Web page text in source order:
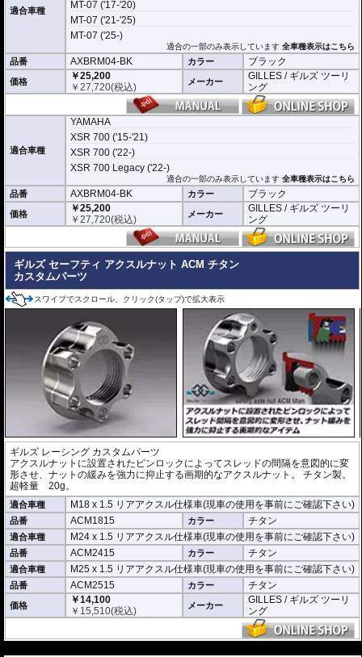
適合車種
MT-07 ('17-'20)
MT-07 ('21-'25)
MT-07 ('25-)
適合の一部のみ表示しています全車種表示はこちら
品番 AXBRM04-BK カラー ブラック
価格
￥25,200
￥27,720(税込) メーカー
GILLES / ギルズ ツーリ
ング
適合車種
YAMAHA
XSR 700 ('15-'21)
XSR 700 ('22-)
XSR 700 Legacy ('22-)
適合の一部のみ表示しています全車種表示はこちら
品番 AXBRM04-BK カラー ブラック
価格
￥25,200
￥27,720(税込) メーカー
GILLES / ギルズ ツーリ
ング
ギルズ セーフティ アクスルナット ACM チタン
カスタムパーツ
スワイプでスクロール、クリック(タップ)で拡大表示
ギルズ レーシング カスタムパーツ
アクスルナットに設置されたピンロックによってスレッドの間隔を意図的に変
形させ、ナットの緩みを強力に抑止する画期的なアクスルナット。 チタン製。
超軽量 20g。
適合車種 M18 x 1.5 リアアクスル仕様車(現車の使用を事前にご確認下さい)
品番 ACM1815 カラー チタン
適合車種 M24 x 1.5 リアアクスル仕様車(現車の使用を事前にご確認下さい)
品番 ACM2415 カラー チタン
適合車種 M25 x 1.5 リアアクスル仕様車(現車の使用を事前にご確認下さい)
品番 ACM2515 カラー チタン
価格
￥14,100
￥ 15,510(税込) メーカー
GILLES / ギルズ ツーリ
ング